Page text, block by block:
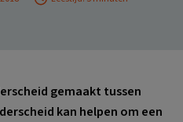
gemaakt tussen
kan helpen om een